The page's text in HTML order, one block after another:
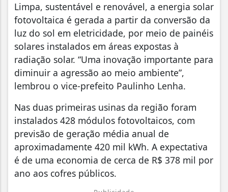
Limpa, sustentável e renovável, a energia solar
fotovoltaica é gerada a partir da conversão da
luz do sol em eletricidade, por meio de painéis
solares instalados em áreas expostas à
radiação solar. “Uma inovação importante para
diminuir a agressão ao meio ambiente”,
lembrou o vice-prefeito Paulinho Lenha.
Nas duas primeiras usinas da região foram
instalados 428 módulos fotovoltaicos, com
previsão de geração média anual de
aproximadamente 420 mil kWh. A expectativa
é de uma economia de cerca de R$ 378 mil por
ano aos cofres públicos.